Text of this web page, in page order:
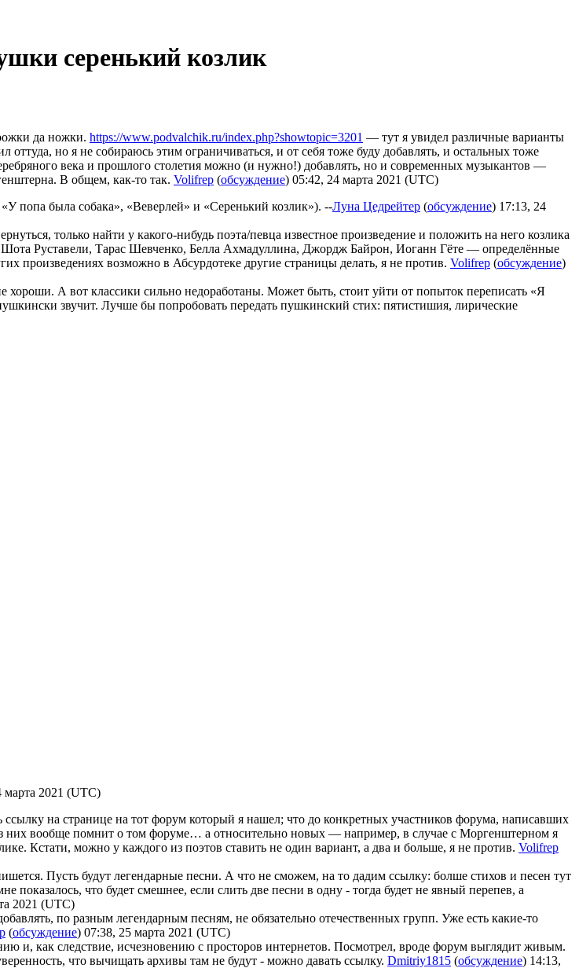
серенький козлик
да ножки. https://www.podvalchik.ru/index.php?showtopic=3201 — тут я увидел различные варианты
но я не собираюсь этим ограничиваться, и от себя тоже буду добавлять, и остальных тоже
века и прошлого столетия можно (и нужно!) добавлять, но и современных музыкантов —
В общем, как-то так. Volifrep (обсуждение) 05:42, 24 марта 2021 (UTC)
попа была собака», «Веверлей» и «Серенький козлик»). --Луна Цедрейтер (обсуждение) 17:13, 24
только найти у какого-нибудь поэта/певца известное произведение и положить на него козлика
Руставели, Тарас Шевченко, Белла Ахмадуллина, Джордж Байрон, Иоганн Гёте — определённые
произведениях возможно в Абсурдотеке другие страницы делать, я не против. Volifrep (обсуждение)
хороши. А вот классики сильно недоработаны. Может быть, стоит уйти от попыток переписать «Я
звучит. Лучше бы попробовать передать пушкинский стих: пятистишия, лирические
марта 2021 (UTC)
на странице на тот форум который я нашел; что до конкретных участников форума, написавших
них вообще помнит о том форуме… а относительно новых — например, в случае с Моргенштерном я
Кстати, можно у каждого из поэтов ставить не один вариант, а два и больше, я не против. Volifrep
Пусть будут легендарные песни. А что не сможем, на то дадим ссылку: болше стихов и песен тут
что будет смешнее, если слить две песни в одну - тогда будет не явный перепев, а
2021 (UTC)
по разным легендарным песням, не обязательно отечественных групп. Уже есть какие-то
(обсуждение) 07:38, 25 марта 2021 (UTC)
и, как следствие, исчезновению с просторов интернетов. Посмотрел, вроде форум выглядит живым.
что вычищать архивы там не будут - можно давать ссылку. Dmitriy1815 (обсуждение) 14:13,